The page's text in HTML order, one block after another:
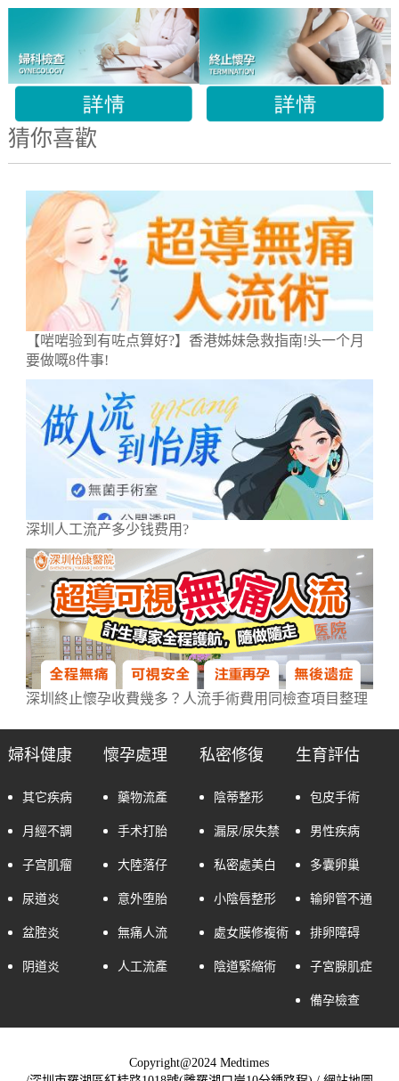
猜你喜歡
【啱啱验到有咗点算好?】香港姊妹急救指南!头一个月
要做嘅8件事!
深圳人工流产多少钱费用?
深圳終止懷孕收費幾多？人流手術費用同檢查項目整理
婦科健康
其它疾病
月經不調
子宫肌瘤
尿道炎
盆腔炎
阴道炎
懷孕處理
藥物流產
手术打胎
大陸落仔
意外堕胎
無痛人流
人工流產
私密修復
陰蒂整形
漏尿/尿失禁
私密處美白
小陰唇整形
處女膜修複術
陰道緊縮術
生育評估
包皮手術
男性疾病
多囊卵巢
输卵管不通
排卵障碍
子宮腺肌症
備孕檢查
Copyright@2024 Medtimes